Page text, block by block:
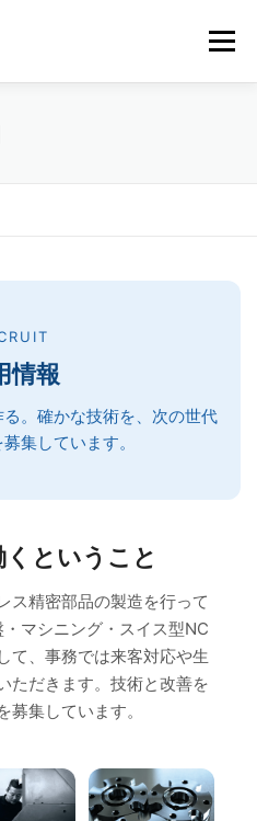
メニュー
所有設備
情報
。 確かな技術を、次の世代
集しています。
くということ
ス精密部品の製造を行って
マシニング・スイス型NC
て、事務では来客対応や生
ただきます。技術と改善を
募集しています。